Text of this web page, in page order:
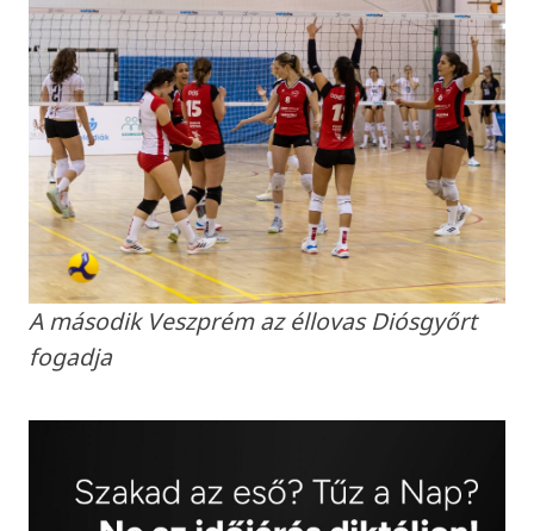
A második Veszprém az éllovas Diósgyőrt
fogadja